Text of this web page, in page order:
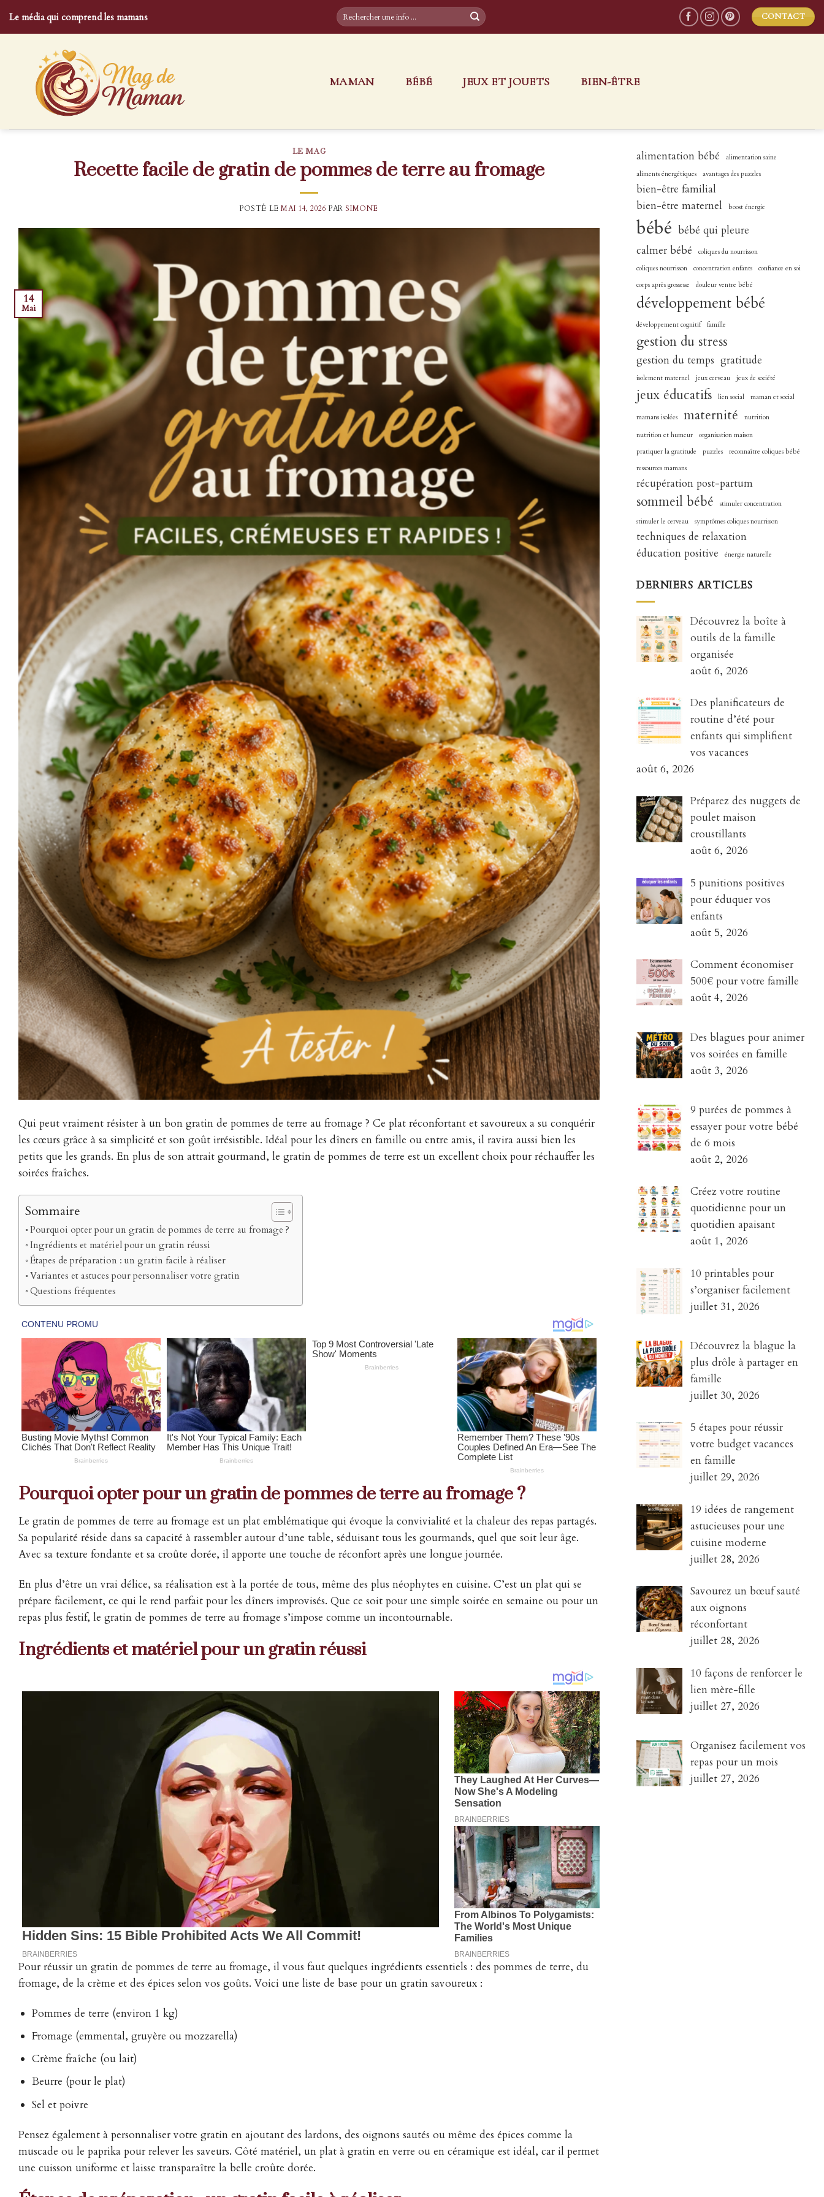
Le média qui comprend les mamans CONTACT
MAMAN BÉBÉ JEUX ET JOUETS BIEN-ÊTRE
LE MAG
Recette facile de gratin de pommes de terre au fromage
POSTÉ LEMAI 14, 2026 PARSIMONE
14
Mai
Qui peut vraiment résister à un bon gratin de pommes de terre au fromage ? Ce plat réconfortant et savoureux a su conquérir
les cœurs grâce à sa simplicité et son goût irrésistible. Idéal pour les dîners en famille ou entre amis, il ravira aussi bien les
petits que les grands. En plus de son attrait gourmand, le gratin de pommes de terre est un excellent choix pour réchauffer les
soirées fraîches.
Sommaire
Pourquoi opter pour un gratin de pommes de terre au fromage ?
Ingrédients et matériel pour un gratin réussi
Étapes de préparation : un gratin facile à réaliser
Variantes et astuces pour personnaliser votre gratin
Questions fréquentes
Pourquoi opter pour un gratin de pommes de terre au fromage ?
Le gratin de pommes de terre au fromage est un plat emblématique qui évoque la convivialité et la chaleur des repas partagés.
Sa popularité réside dans sa capacité à rassembler autour d’une table, séduisant tous les gourmands, quel que soit leur âge.
Avec sa texture fondante et sa croûte dorée, il apporte une touche de réconfort après une longue journée.
En plus d’être un vrai délice, sa réalisation est à la portée de tous, même des plus néophytes en cuisine. C’est un plat qui se
prépare facilement, ce qui le rend parfait pour les dîners improvisés. Que ce soit pour une simple soirée en semaine ou pour un
repas plus festif, le gratin de pommes de terre au fromage s’impose comme un incontournable.
Ingrédients et matériel pour un gratin réussi
Pour réussir un gratin de pommes de terre au fromage, il vous faut quelques ingrédients essentiels : des pommes de terre, du
fromage, de la crème et des épices selon vos goûts. Voici une liste de base pour un gratin savoureux :
Pommes de terre (environ 1 kg)
Fromage (emmental, gruyère ou mozzarella)
Crème fraîche (ou lait)
Beurre (pour le plat)
Sel et poivre
Pensez également à personnaliser votre gratin en ajoutant des lardons, des oignons sautés ou même des épices comme la
muscade ou le paprika pour relever les saveurs. Côté matériel, un plat à gratin en verre ou en céramique est idéal, car il permet
une cuisson uniforme et laisse transparaître la belle croûte dorée.
alimentation bébé
alimentation saine
aliments énergétiques
avantages des puzzles
bien-être familial
bien-être maternel
boost énergie
bébé bébé qui pleure
calmer bébé
coliques du nourrisson
coliques nourrisson
concentration enfants
confiance en soi
corps après grossesse
douleur ventre bébé
développement bébé
développement cognitif famille
gestion du stress
gestion du temps gratitude
isolement maternel jeux cerveau jeux de société
jeux éducatifs lien social maman et social
mamans isolées maternité
nutrition
nutrition et humeur
organisation maison
pratiquer la gratitude
puzzles
reconnaître coliques bébé
ressources mamans
récupération post-partum
sommeil bébé
stimuler concentration
stimuler le cerveau
symptômes coliques nourrisson
techniques de relaxation
éducation positive
énergie naturelle
DERNIERS ARTICLES
Découvrez la boîte à
outils de la famille
organisée
août 6, 2026
Des planificateurs de
routine d’été pour
enfants qui simplifient
vos vacances
août 6, 2026
Préparez des nuggets de
poulet maison
croustillants
août 6, 2026
5 punitions positives
pour éduquer vos
enfants
août 5, 2026
Comment économiser
500€ pour votre famille
août 4, 2026
Des blagues pour animer
vos soirées en famille
août 3, 2026
9 purées de pommes à
essayer pour votre bébé
de 6 mois
août 2, 2026
Créez votre routine
quotidienne pour un
quotidien apaisant
août 1, 2026
10 printables pour
s’organiser facilement
juillet 31, 2026
Découvrez la blague la
plus drôle à partager en
famille
juillet 30, 2026
5 étapes pour réussir
votre budget vacances
en famille
juillet 29, 2026
19 idées de rangement
astucieuses pour une
cuisine moderne
juillet 28, 2026
Savourez un bœuf sauté
aux oignons
réconfortant
juillet 28, 2026
10 façons de renforcer le
lien mère-fille
juillet 27, 2026
Organisez facilement vos
repas pour un mois
juillet 27, 2026